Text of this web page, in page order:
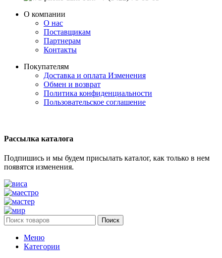
О компании
О нас
Поставщикам
Партнерам
Контакты
Покупателям
Доставка и оплата Изменения
Обмен и возврат
Политика конфиденциальности
Пользовательское соглашение
Рассылка каталога
Подпишись и мы будем присылать каталог, как только в нем
появятся изменения.
Поиск
Меню
Категории